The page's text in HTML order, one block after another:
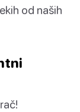
od naših